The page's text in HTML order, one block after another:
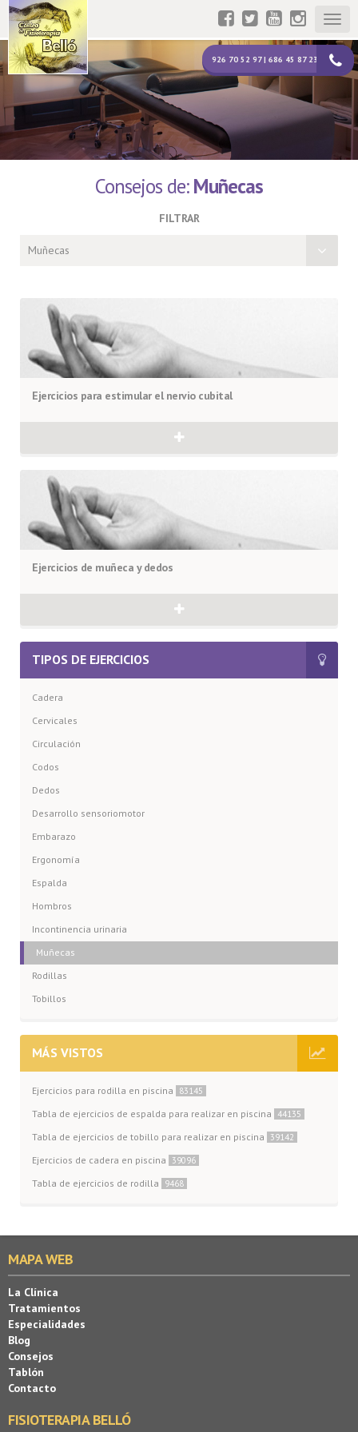
926 70 52 97 | 686 45 87 23
Consejos de:Muñecas
FILTRAR
Muñecas
Ejercicios para estimular el nervio cubital
Ejercicios de muñeca y dedos
TIPOS DE EJERCICIOS
Cadera
Cervicales
Circulación
Codos
Dedos
Desarrollo sensoriomotor
Embarazo
Ergonomía
Espalda
Hombros
Incontinencia urinaria
Muñecas
Rodillas
Tobillos
MÁS VISTOS
Ejercicios para rodilla en piscina 83145
Tabla de ejercicios de espalda para realizar en piscina 44135
Tabla de ejercicios de tobillo para realizar en piscina 39142
Ejercicios de cadera en piscina 39096
Tabla de ejercicios de rodilla 9468
MAPA WEB
La Clínica
Tratamientos
Especialidades
Blog
Consejos
Tablón
Contacto
FISIOTERAPIA BELLÓ